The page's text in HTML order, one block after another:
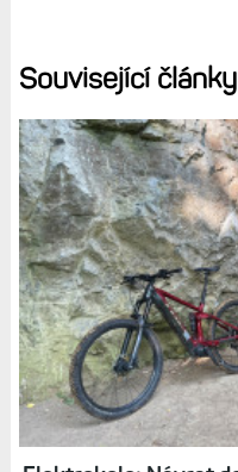
Související články